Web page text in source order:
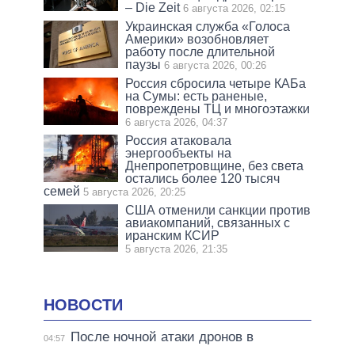
– Die Zeit 6 августа 2026, 02:15
Украинская служба «Голоса
Америки» возобновляет
работу после длительной
паузы 6 августа 2026, 00:26
Россия сбросила четыре КАБа
на Сумы: есть раненые,
повреждены ТЦ и многоэтажки
6 августа 2026, 04:37
Россия атаковала
энергообъекты на
Днепропетровщине, без света
остались более 120 тысяч
семей 5 августа 2026, 20:25
США отменили санкции против
авиакомпаний, связанных с
иранским КСИР
5 августа 2026, 21:35
НОВОСТИ
04:57
После ночной атаки дронов в